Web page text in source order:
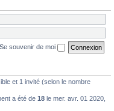
Se souvenir de moi
et 1 invité (selon le nombre
a été de 18 le mer. avr. 01 2020,